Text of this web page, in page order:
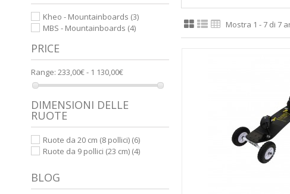
Mostra 1 - 7 di 7
Kheo - Mountainboards (3)
MBS - Mountainboards (4)
PRICE
Range: 233,00€ - 1 130,00€
DIMENSIONI DELLE
RUOTE
Ruote da 20 cm (8 pollici) (6)
Ruote da 9 pollici (23 cm) (4)
BLOG